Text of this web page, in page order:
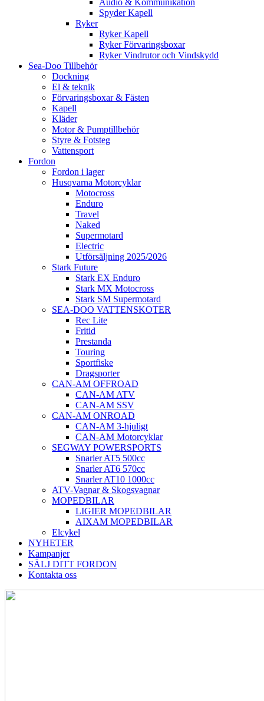
Audio & Kommunikation
Spyder Kapell
Ryker
Ryker Kapell
Ryker Förvaringsboxar
Ryker Vindrutor och Vindskydd
Sea-Doo Tillbehör
Dockning
El & teknik
Förvaringsboxar & Fästen
Kapell
Kläder
Motor & Pumptillbehör
Styre & Fotsteg
Vattensport
Fordon
Fordon i lager
Husqvarna Motorcyklar
Motocross
Enduro
Travel
Naked
Supermotard
Electric
Utförsäljning 2025/2026
Stark Future
Stark EX Enduro
Stark MX Motocross
Stark SM Supermotard
SEA-DOO VATTENSKOTER
Rec Lite
Fritid
Prestanda
Touring
Sportfiske
Dragsporter
CAN-AM OFFROAD
CAN-AM ATV
CAN-AM SSV
CAN-AM ONROAD
CAN-AM 3-hjuligt
CAN-AM Motorcyklar
SEGWAY POWERSPORTS
Snarler AT5 500cc
Snarler AT6 570cc
Snarler AT10 1000cc
ATV-Vagnar & Skogsvagnar
MOPEDBILAR
LIGIER MOPEDBILAR
AIXAM MOPEDBILAR
Elcykel
NYHETER
Kampanjer
SÄLJ DITT FORDON
Kontakta oss